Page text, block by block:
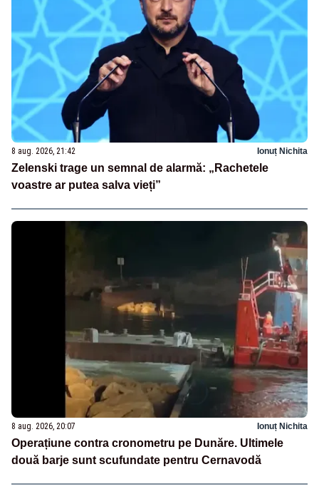
8 aug. 2026, 21:42 Ionuț Nichita
Zelenski trage un semnal de alarmă: „Rachetele
voastre ar putea salva vieți”
8 aug. 2026, 20:07 Ionuț Nichita
Operațiune contra cronometru pe Dunăre. Ultimele
două barje sunt scufundate pentru Cernavodă